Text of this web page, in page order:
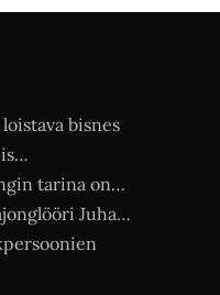
bisnes
tarina on…
Juha…